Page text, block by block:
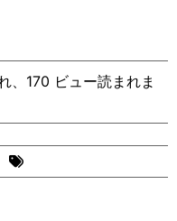
、170 ビュー読まれま